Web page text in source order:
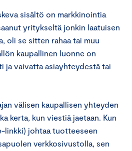
sisältö on markkinointia
yritykseltä jonkin laatuisen
oli se sitten rahaa tai muu
kaupallinen luonne on
ja vaivatta asiayhteydestä tai
välisen kaupallisen yhteyden
kerta, kun viestiä jaetaan. Kun
linkki) johtaa tuotteeseen
verkkosivustolla, sen